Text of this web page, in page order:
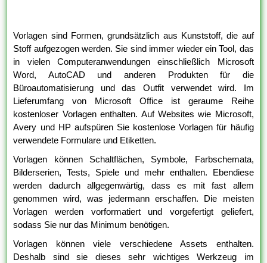
Vorlagen sind Formen, grundsätzlich aus Kunststoff, die auf
Stoff aufgezogen werden. Sie sind immer wieder ein Tool, das
in vielen Computeranwendungen einschließlich Microsoft
Word, AutoCAD und anderen Produkten für die
Büroautomatisierung und das Outfit verwendet wird. Im
Lieferumfang von Microsoft Office ist geraume Reihe
kostenloser Vorlagen enthalten. Auf Websites wie Microsoft,
Avery und HP aufspüren Sie kostenlose Vorlagen für häufig
verwendete Formulare und Etiketten.
Vorlagen können Schaltflächen, Symbole, Farbschemata,
Bilderserien, Tests, Spiele und mehr enthalten. Ebendiese
werden dadurch allgegenwärtig, dass es mit fast allem
genommen wird, was jedermann erschaffen. Die meisten
Vorlagen werden vorformatiert und vorgefertigt geliefert,
sodass Sie nur das Minimum benötigen.
Vorlagen können viele verschiedene Assets enthalten.
Deshalb sind sie dieses sehr wichtiges Werkzeug im